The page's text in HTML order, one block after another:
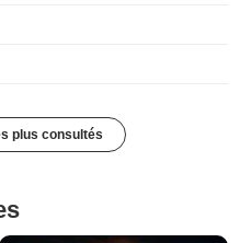
plus consultés